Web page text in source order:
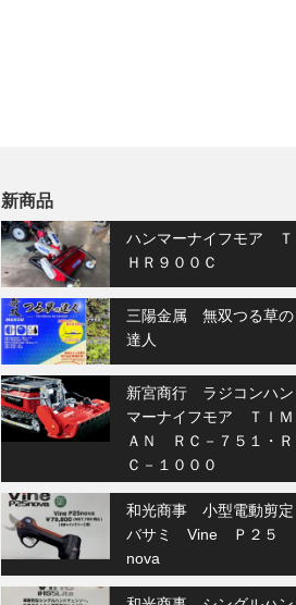
新商品
ハンマーナイフモア Ｔ
ＨＲ９００Ｃ
三陽金属 無双つる草の
達人
新宮商行 ラジコンハン
マーナイフモア ＴＩＭ
ＡＮ ＲＣ－７５１・Ｒ
Ｃ－１０００
和光商事 小型電動剪定
バサミ Vine Ｐ２５
nova